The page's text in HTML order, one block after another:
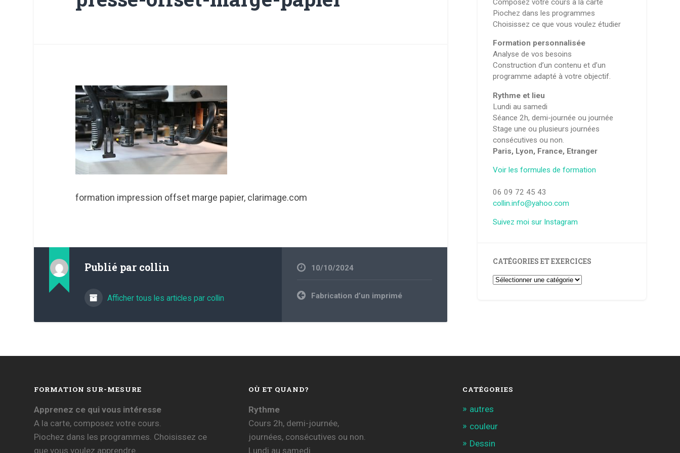
formation impression offset marge papier, clarimage.com
Publié par collin
Afficher tous les articles par collin
10/10/2024
Navigation
de
Fabrication d’un imprimé
Composez votre cours à la carte
Piochez dans les programmes
Choisissez ce que vous voulez étudier
Formation personnalisée
Analyse de vos besoins
Construction d’un contenu et d’un
programme adapté à votre objectif.
Rythme et lieu
Lundi au samedi
Séance 2h, demi-journée ou journée
Stage une ou plusieurs journées
consécutives ou non.
Paris, Lyon, France, Etranger
Voir les formules de formation
06 09 72 45 43
collin.info@yahoo.com
Suivez moi sur Instagram
CATÉGORIES ET EXERCICES
Catégories
et
FORMATION SUR-MESURE
Apprenez ce qui vous intéresse
A la carte, composez votre cours.
Piochez dans les programmes. Choisissez ce
que vous voulez apprendre.
OÙ ET QUAND?
Rythme
Cours 2h, demi-journée,
journées, consécutives ou non.
Lundi au samedi
CATÉGORIES
autres
couleur
Dessin